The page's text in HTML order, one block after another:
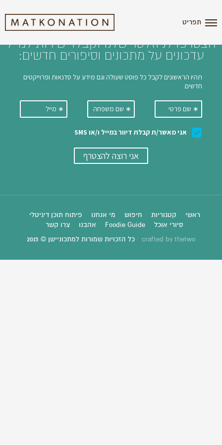
תפריט
הצטרפו לניוזלטר שלנו וקבלו ישירות למייל
עדכונים על מתכונים וסיפורים חדשים:
ראשי קטגוריות חיפוש מי אנחנו
פיתוח תוכן דיגיטלי
סיורי אוכל
Foodie Guide אהבנו צרו קשר
crafted by thetwo כל הזכויות שמורות למתכוניישן © 2015